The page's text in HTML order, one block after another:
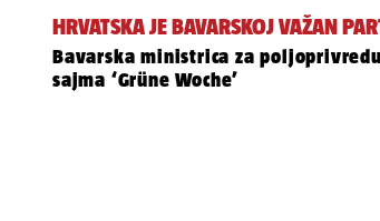
HRVATSKA JE BAVARSKOJ VAŽAN
Bavarska ministrica za
sajma ‘Grüne Woche’